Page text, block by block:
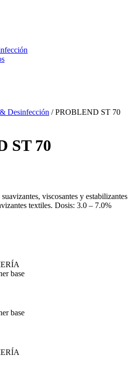
Desinfección / PROBLEND ST 70
ST 70
viscosantes y estabilizantes
textiles. Dosis: 3.0 – 7.0%
base
base